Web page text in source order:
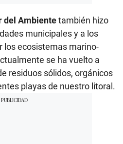
del Ambientetambién hizo
municipales y a los
los ecosistemas marino-
se ha vuelto a
residuos sólidos, orgánicos
playas de nuestro litoral.